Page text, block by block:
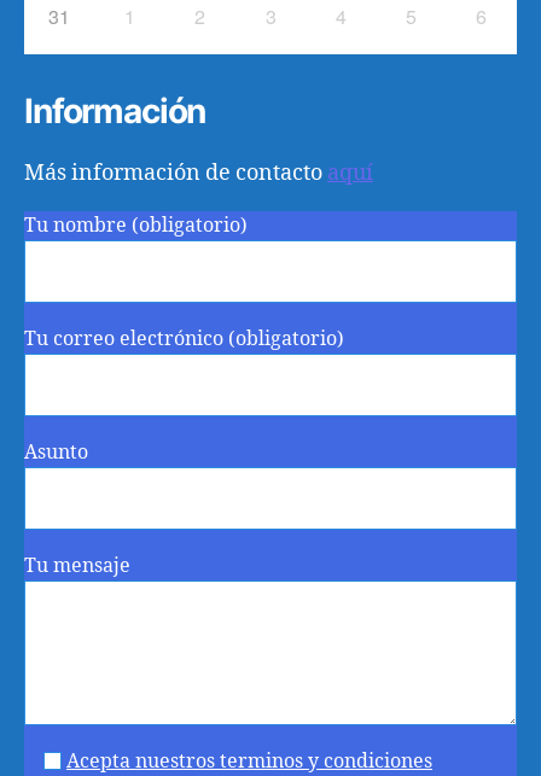
31 1 2 3 4 5 6
Información
Más información de contacto aquí
Tu nombre (obligatorio)
Tu correo electrónico (obligatorio)
Asunto
Tu mensaje
Acepta nuestros terminos y condiciones